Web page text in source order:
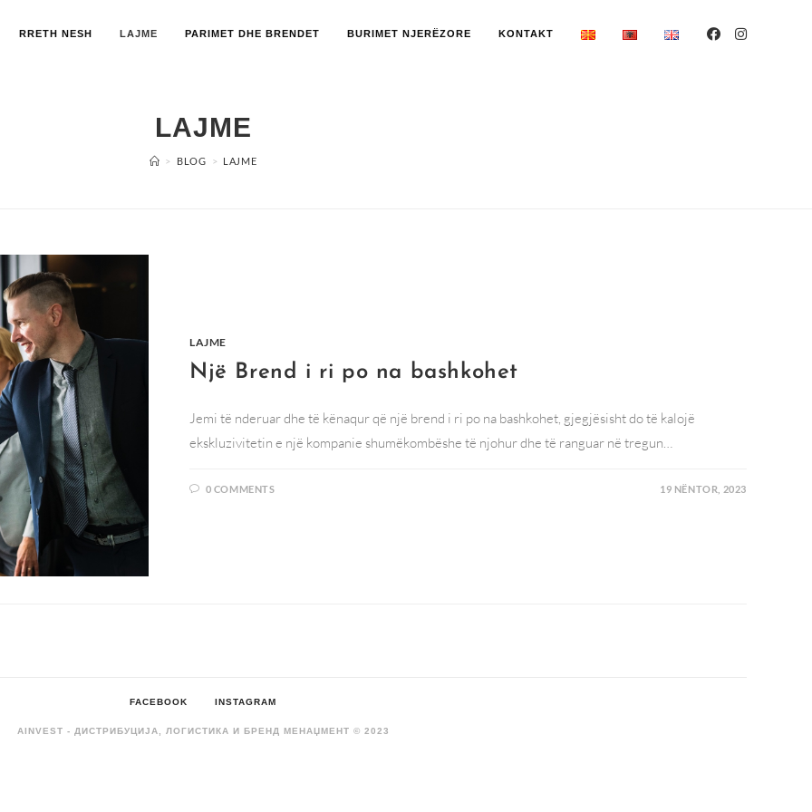
RRETH NESH LAJME PARIMET DHE BRENDET BURIMET NJERËZORE KONTAKT
LAJME
> BLOG > LAJME
LAJME
Një Brend i ri po na bashkohet
Jemi të nderuar dhe të kënaqur që një brend i ri po na bashkohet, gjegjësisht do të kalojë
ekskluzivitetin e një kompanie shumëkombëshe të njohur dhe të ranguar në tregun…
0 COMMENTS 19 NËNTOR, 2023
FACEBOOK INSTAGRAM
AINVEST - ДИСТРИБУЦИЈА, ЛОГИСТИКА И БРЕНД МЕНАЏМЕНТ © 2023